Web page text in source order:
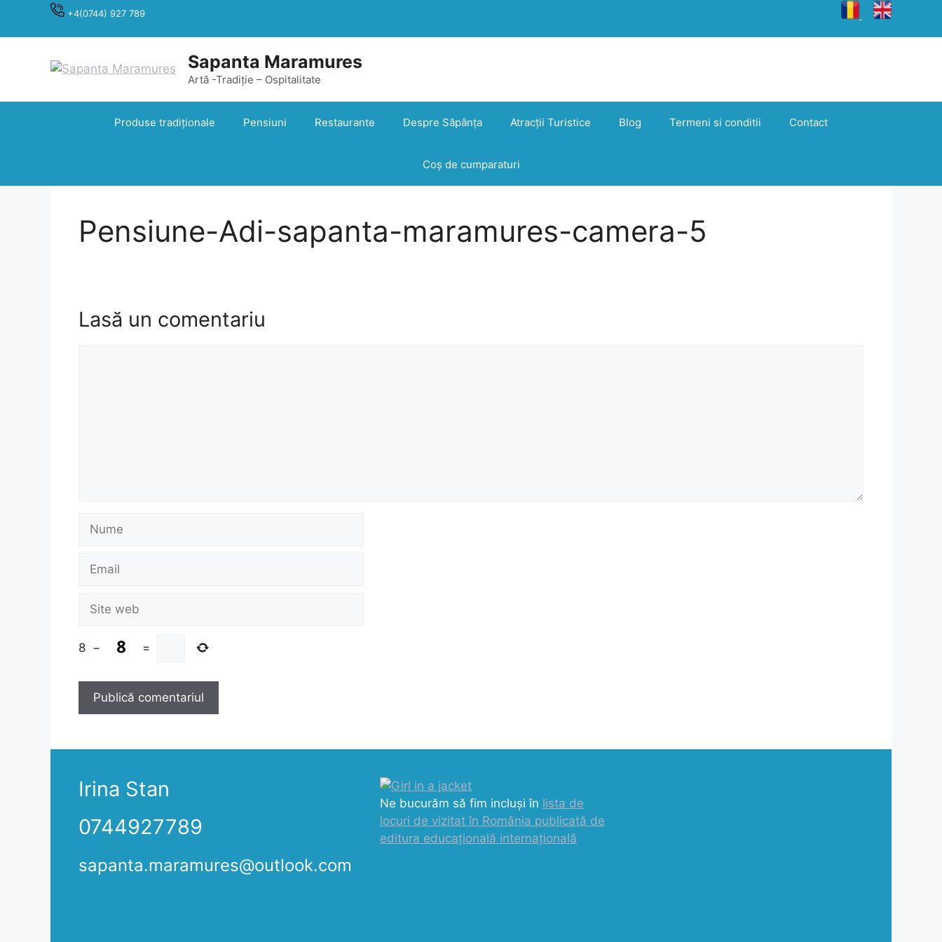
+4(0744) 927 789
Sapanta Maramures
Artă -Tradiție – Ospitalitate
Produse tradiționale Pensiuni Restaurante Despre Săpânța Atracții Turistice Blog Termeni si conditii Contact
Coș de cumparaturi
Pensiune-Adi-sapanta-maramures-camera-5
Lasă un comentariu
Nume
Email
Site
web
8 − =
Irina Stan
0744927789
sapanta.maramures@outlook.com
Ne bucurăm să fim incluși în lista de
locuri de vizitat în România publicată de
editura educațională internațională